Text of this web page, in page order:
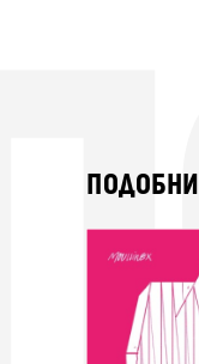
ПОДОБНИ